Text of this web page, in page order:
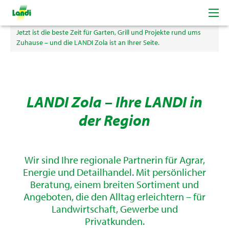
Der Sommer ist da, Zeit für Genuss im Freien.
Jetzt ist die beste Zeit für Garten, Grill und Projekte rund ums
Zuhause – und die LANDI Zola ist an Ihrer Seite.
LANDI Zola – Ihre LANDI in
der Region
Wir sind Ihre regionale Partnerin für Agrar,
Energie und Detailhandel. Mit persönlicher
Beratung, einem breiten Sortiment und
Angeboten, die den Alltag erleichtern – für
Landwirtschaft, Gewerbe und
Privatkunden.